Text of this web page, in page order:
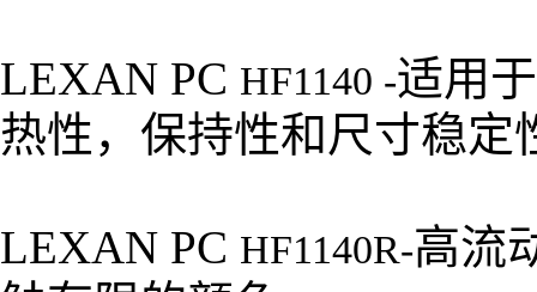
LEXAN PC HF1140 -适用
热性，保持性和尺寸稳定
LEXAN PC HF1140R-高流